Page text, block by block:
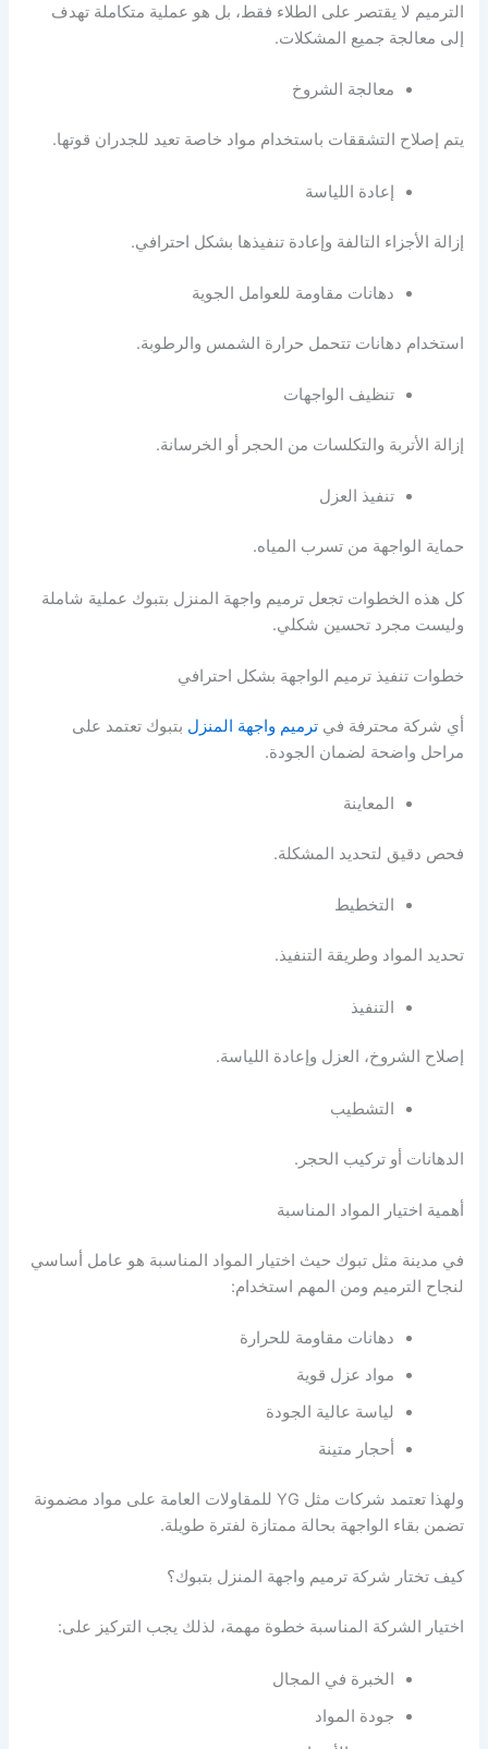
الترميم لا يقتصر على الطلاء فقط، بل هو عملية متكاملة تهدف
إلى معالجة جميع المشكلات.
معالجة الشروخ
يتم إصلاح التشققات باستخدام مواد خاصة تعيد للجدران قوتها.
إعادة اللياسة
إزالة الأجزاء التالفة وإعادة تنفيذها بشكل احترافي.
دهانات مقاومة للعوامل الجوية
استخدام دهانات تتحمل حرارة الشمس والرطوبة.
تنظيف الواجهات
إزالة الأتربة والتكلسات من الحجر أو الخرسانة.
تنفيذ العزل
حماية الواجهة من تسرب المياه.
كل هذه الخطوات تجعل ترميم واجهة المنزل بتبوك عملية شاملة
وليست مجرد تحسين شكلي.
خطوات تنفيذ ترميم الواجهة بشكل احترافي
أي شركة محترفة فيترميم واجهة المنزل بتبوك تعتمد على
مراحل واضحة لضمان الجودة.
المعاينة
فحص دقيق لتحديد المشكلة.
التخطيط
تحديد المواد وطريقة التنفيذ.
التنفيذ
إصلاح الشروخ، العزل وإعادة اللياسة.
التشطيب
الدهانات أو تركيب الحجر.
أهمية اختيار المواد المناسبة
في مدينة مثل تبوك حيث اختيار المواد المناسبة هو عامل أساسي
لنجاح الترميم ومن المهم استخدام:
دهانات مقاومة للحرارة
مواد عزل قوية
لياسة عالية الجودة
أحجار متينة
ولهذا تعتمد شركات مثل YG للمقاولات العامة على مواد مضمونة
تضمن بقاء الواجهة بحالة ممتازة لفترة طويلة.
كيف تختار شركة ترميم واجهة المنزل بتبوك؟
اختيار الشركة المناسبة خطوة مهمة، لذلك يجب التركيز على:
الخبرة في المجال
جودة المواد